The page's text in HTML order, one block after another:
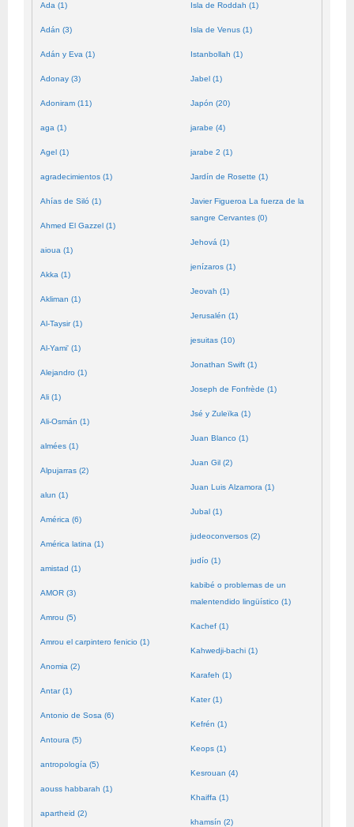
Ada (1)
Adán (3)
Adán y Eva (1)
Adonay (3)
Adoniram (11)
aga (1)
Agel (1)
agradecimientos (1)
Ahías de Siló (1)
Ahmed El Gazzel (1)
aioua (1)
Akka (1)
Akliman (1)
Al-Taysir (1)
Al-Yami' (1)
Alejandro (1)
Ali (1)
Ali-Osmán (1)
almées (1)
Alpujarras (2)
alun (1)
América (6)
América latina (1)
amistad (1)
AMOR (3)
Amrou (5)
Amrou el carpintero fenicio (1)
Anomia (2)
Antar (1)
Antonio de Sosa (6)
Antoura (5)
antropología (5)
aouss habbarah (1)
apartheid (2)
Isla de Roddah (1)
Isla de Venus (1)
Istanbollah (1)
Jabel (1)
Japón (20)
jarabe (4)
jarabe 2 (1)
Jardín de Rosette (1)
Javier Figueroa La fuerza de la
sangre Cervantes (0)
Jehová (1)
jenízaros (1)
Jeovah (1)
Jerusalén (1)
jesuitas (10)
Jonathan Swift (1)
Joseph de Fonfrède (1)
Jsé y Zuleïka (1)
Juan Blanco (1)
Juan Gil (2)
Juan Luis Alzamora (1)
Jubal (1)
judeoconversos (2)
judío (1)
kabibé o problemas de un
malentendido lingüístico (1)
Kachef (1)
Kahwedji-bachi (1)
Karafeh (1)
Kater (1)
Kefrén (1)
Keops (1)
Kesrouan (4)
Khaiffa (1)
khamsín (2)